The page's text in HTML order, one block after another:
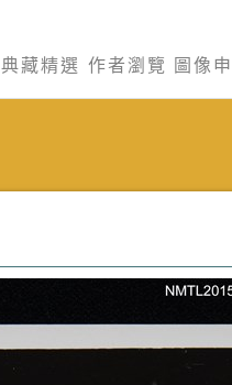
典藏精選 作者瀏覽 圖像